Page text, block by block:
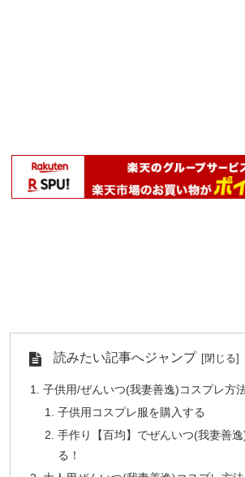
読みたい記事へジャンプ
子供用/ぜんいつ(我妻善逸)コスプレ方
子供用コスプレ服を購入する
手作り【百均】でぜんいつ(我妻善
る！